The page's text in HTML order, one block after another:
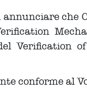
che
Verification
conforme al